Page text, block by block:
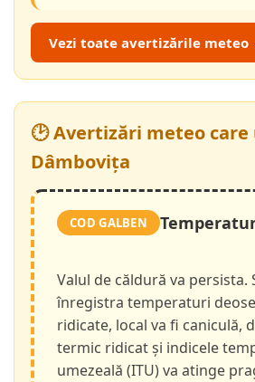
Vezi toate avertizările meteo
🕑 Avertizări meteo care
Dâmbovița
COD GALBEN
Valul de căldură va persista.
înregistra temperaturi
ridicate, local va fi caniculă,
termic ridicat și indicele
umezeală (ITU) va atinge